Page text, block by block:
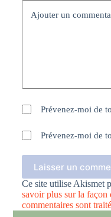
Ajouter un
Prévenez-moi de
Prévenez-moi de
Laisser un
Ce site utilise Akismet
savoir plus sur la façon
commentaires sont